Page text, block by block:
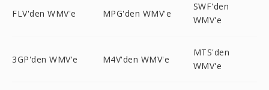
FLV'den WMV'e MPG'den WMV'e
SWF'den
WMV'e
3GP'den WMV'e M4V'den WMV'e
MTS'den
WMV'e